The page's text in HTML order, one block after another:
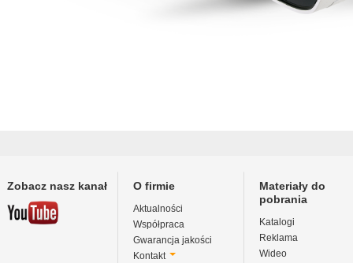
Zobacz nasz kanał O firmie
Aktualności
Współpraca
Gwarancja jakości
Kontakt
Materiały do
pobrania
Katalogi
Reklama
Wideo